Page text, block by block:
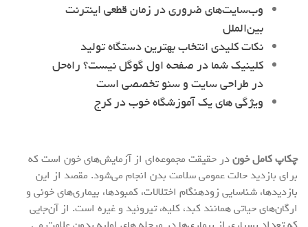
وب‌سایت‌های ضروری در زمان قطعی اینترنت
بین‌الملل
نکات کلیدی انتخاب بهترین دستگاه تولید
کلینیک شما در صفحه اول گوگل نیست؟ راه‌حل
در طراحی سایت و سئو تخصصی است
ویژگی های یک آموزشگاه خوب در کرج
چکاپ کامل خوندر حقیقت مجموعه‌ای از آزمایش‌های خون است که
برای بازدید حالت عمومی سلامت بدن انجام می‌شود. مقصد از این
بازدید‌ها، شناسایی زودهنگام اختلالات، کمبودها، بیماری‌های خونی و
ارگان‌های حیاتی همانند کبد، کلیه، تیروئید و غیره است. از آن‌جایی